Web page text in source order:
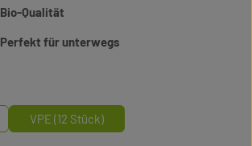
Bio-Qualität
Perfekt für unterwegs
VPE (12 Stück)